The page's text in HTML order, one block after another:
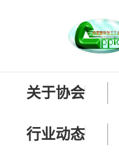
关于协会
行业动态